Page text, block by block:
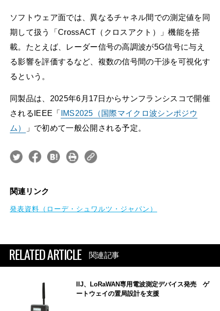
ソフトウェア面では、異なるチャネル間での測定値を同
期して扱う「CrossACT（クロスアクト）」機能を搭
載。たとえば、レーダー信号の高調波が5G信号に与え
る影響を評価するなど、複数の信号間の干渉を可視化す
るという。
同製品は、2025年6月17日からサンフランシスコで開催
されるIEEE「
IMS2025（国際マイクロ波シンポジウ
ム）
」で初めて一般公開される予定。
関連リンク
発表資料（ローデ・シュワルツ・ジャパン）
RELATED ARTICLE 関連記事
IIJ、LoRaWAN専用電波測定デバイス発売 ゲ
ートウェイの置局設計を支援